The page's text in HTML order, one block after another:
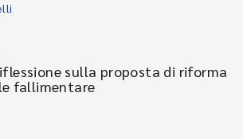
sulla proposta di riforma
fallimentare